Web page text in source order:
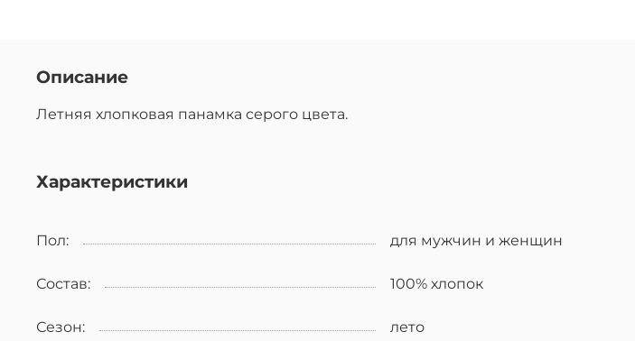
Описание
Летняя хлопковая панамка серого цвета.
Характеристики
Пол: для мужчин и женщин
Состав: 100% хлопок
Сезон: лето